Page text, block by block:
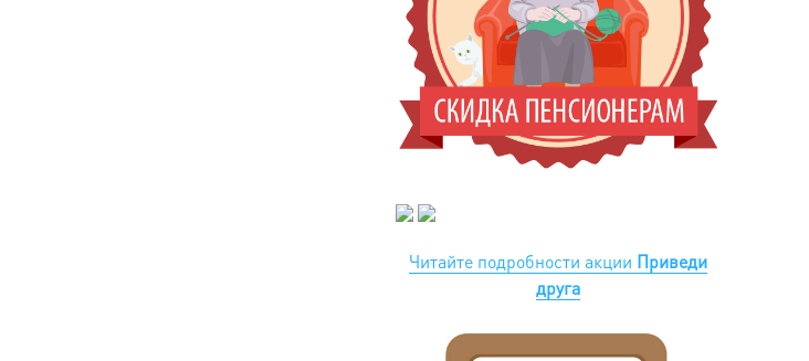
Читайте подробности акции Приведи
друга